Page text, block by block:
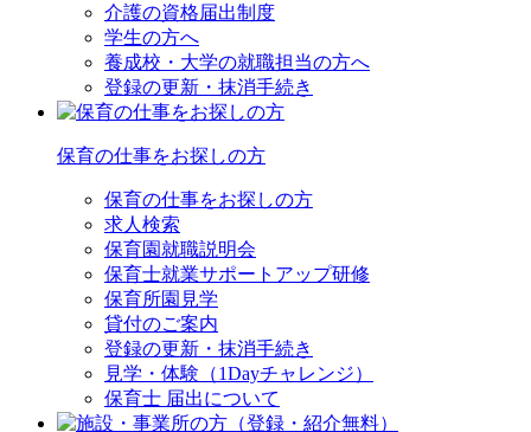
介護の資格届出制度
学生の方へ
養成校・大学の就職担当の方へ
登録の更新・抹消手続き
保育の仕事をお探しの方
保育の仕事をお探しの方
求人検索
保育園就職説明会
保育士就業サポートアップ研修
保育所園見学
貸付のご案内
登録の更新・抹消手続き
見学・体験（1Dayチャレンジ）
保育士 届出について